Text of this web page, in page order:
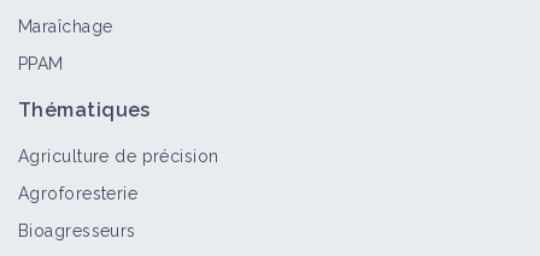
Maraîchage
PPAM
Thématiques
Agriculture de précision
Agroforesterie
Bioagresseurs